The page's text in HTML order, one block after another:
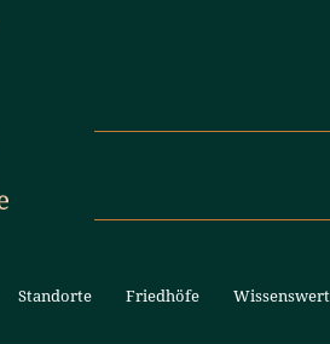
Standorte Friedhöfe